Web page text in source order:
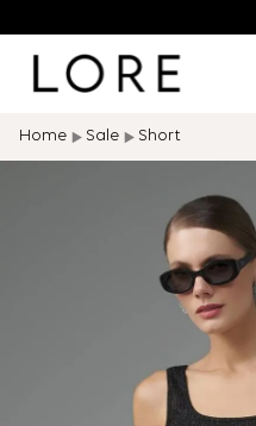
Sale Short